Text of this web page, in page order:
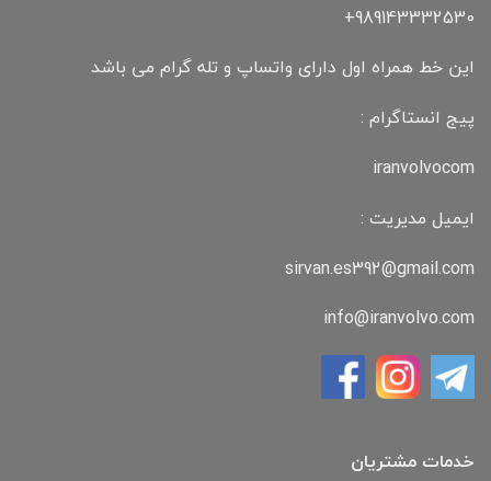
989143332530+
این خط همراه اول دارای واتساپ و تله گرام می باشد
پیج انستاگرام :
iranvolvocom
ایمیل مدیریت :
sirvan.es392@gmail.com
info@iranvolvo.com
خدمات مشتریان